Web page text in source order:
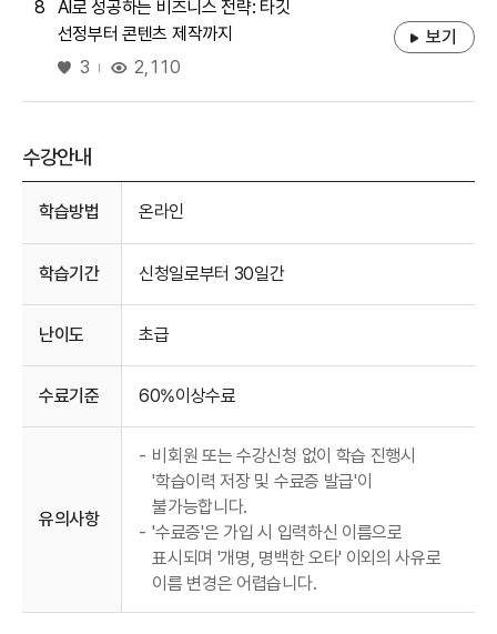
8
AI로 성공하는 비즈니스 전략: 타깃
선정부터 콘텐츠 제작까지
좋아요
3 2,110
보기
수강안내
학습방법 온라인
학습기간 신청일로부터 30일간
난이도 초급
수료기준 60%이상수료
유의사항
- 비회원 또는 수강신청 없이 학습 진행시
'학습이력 저장 및 수료증 발급'이
불가능합니다.
- '수료증'은 가입 시 입력하신 이름으로
표시되며 '개명, 명백한 오타' 이외의 사유로
이름 변경은 어렵습니다.